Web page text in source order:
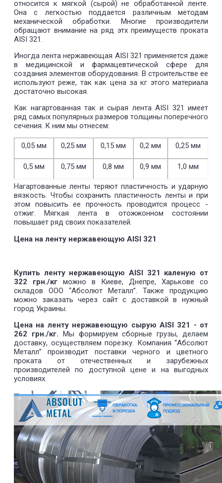
относится к мягкой (сырой) не обработанной ленте.
Она с легкостью поддается различным методам
механической обработки. Многие производители
обращают внимание на ряд этх преимуществ проката
AISI 321.
Иногда лента нержавеющая AISI 321 применяется даже
в медицинской и фармацевтической сфере для
создания элементов оборудования. В строительстве ее
используют реже, так как цена за кг этого материала
достаточно высокая.
Как нагартованная так и сырая лента AISI 321 имеет
ряд самых популярных размеров толщины поперечного
сечения. К ним мы отнесем:
0,05 мм 0,25 мм 0,15 мм 0,2 мм 0,25 мм
0,5 мм 0,75 мм 0,8 мм 0,9 мм 1,0 мм
Нагартованные ленты теряют пластичность и ударную
вязкость. Чтобы сохранить пластичность ленты и при
этом повысить ее прочность проводится процесс -
отжиг. Мягкая лента в отожжонном состоянии
повышает ряд своих показателей.
Цена на ленту нержавеющую AISI 321
Купить ленту нержавеющую AISI 321 каленую от
322 грн./кг можно в Киеве, Днепре, Харькове со
складов ООО “Абсолют Металл”. Также продукцию
можно заказать через сайт с доставкой в нужный
город Украины.
Цена на ленту нержавеющую сырую AISI 321 - от
262 грн./кг. Мы формируем сборные грузы, делаем
доставку, осуществляем порезку. Компания “Абсолют
Металл” производит поставки черного и цветного
проката от отечественных и зарубежных
производителей по доступной цене и на выгодных
условиях.